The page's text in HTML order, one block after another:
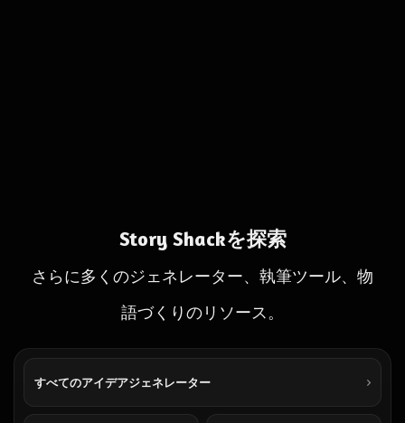
Story Shackを探索
さらに多くのジェネレーター、執筆ツール、物
語づくりのリソース。
すべてのアイデアジェネレーター